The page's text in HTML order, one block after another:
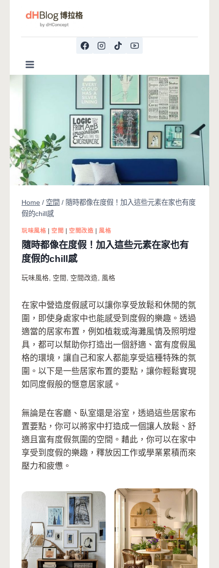
Home / 空間 / 隨時都像在度假！加入這些元素在家也有度
假的chill感
玩味風格 空間 空間改造 |風格
隨時都像在度假！加入這些元素在家也有
度假的chill感
玩味風格 空間 空間改造 風格
在家中營造度假感可以讓你享受放鬆和休閒的氛
圍，即使身處家中也能感受到度假的樂趣。透過
適當的居家布置，例如植栽或海灘風情及照明燈
具，都可以幫助你打造出一個舒適、富有度假風
格的環境，讓自己和家人都能享受這種特殊的氛
圍。以下是一些居家布置的要點，讓你輕鬆實現
如同度假般的愜意居家感。
無論是在客廳、臥室還是浴室，透過這些居家布
置要點，你可以將家中打造成一個讓人放鬆、舒
適且富有度假氛圍的空間。藉此，你可以在家中
享受到度假的樂趣，釋放因工作或學業累積而來
壓力和疲憊。